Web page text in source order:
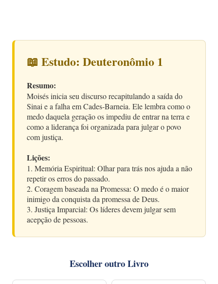
📖 Estudo: Deuteronômio 1
Resumo:
Moisés inicia seu discurso recapitulando a saída do
Sinai e a falha em Cades-Barneia. Ele lembra como o
medo daquela geração os impediu de entrar na terra e
como a liderança foi organizada para julgar o povo
com justiça.
Lições:
1. Memória Espiritual: Olhar para trás nos ajuda a não
repetir os erros do passado.
2. Coragem baseada na Promessa: O medo é o maior
inimigo da conquista da promessa de Deus.
3. Justiça Imparcial: Os líderes devem julgar sem
acepção de pessoas.
Escolher outro Livro